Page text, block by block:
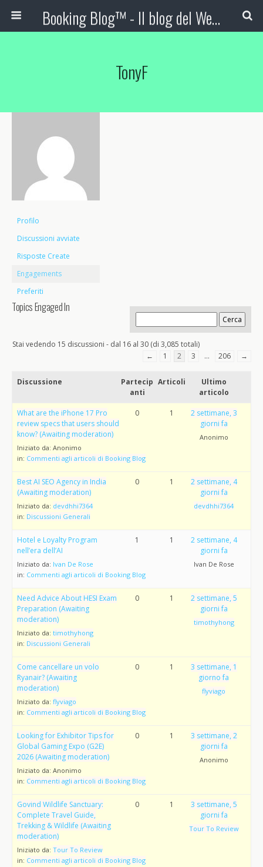
Booking Blog™ - Il blog del Web Marketing Turistico
TonyF
Profilo
Discussioni avviate
Risposte Create
Engagements
Preferiti
Topics Engaged In
Stai vedendo 15 discussioni - dal 16 al 30 (di 3,085 totali)
←
1 2 3 … 206 →
Discussione
Partecip
anti
Articoli
Ultimo
articolo
What are the iPhone 17 Pro
review specs that users should
know? (Awaiting moderation)
Iniziato da: Anonimo
in: Commenti agli articoli di Booking Blog
0 1
2 settimane, 3
giorni fa
Anonimo
Best AI SEO Agency in India
(Awaiting moderation)
Iniziato da: devdhhi7364
in: Discussioni Generali
0 1
2 settimane, 4
giorni fa
devdhhi7364
Hotel e Loyalty Program
nell’era dell’AI
Iniziato da: Ivan De Rose
in: Commenti agli articoli di Booking Blog
1 1
2 settimane, 4
giorni fa
Ivan De Rose
Need Advice About HESI Exam
Preparation (Awaiting
moderation)
Iniziato da: timothyhong
in: Discussioni Generali
0 1
2 settimane, 5
giorni fa
timothyhong
Come cancellare un volo
Ryanair? (Awaiting
moderation)
Iniziato da: flyviago
in: Commenti agli articoli di Booking Blog
0 1
3 settimane, 1
giorno fa
flyviago
Looking for Exhibitor Tips for
Global Gaming Expo (G2E)
2026 (Awaiting moderation)
Iniziato da: Anonimo
in: Commenti agli articoli di Booking Blog
0 1
3 settimane, 2
giorni fa
Anonimo
Govind Wildlife Sanctuary:
Complete Travel Guide,
Trekking & Wildlife (Awaiting
moderation)
Iniziato da: Tour To Review
in: Commenti agli articoli di Booking Blog
0 1
3 settimane, 5
giorni fa
Tour To Review